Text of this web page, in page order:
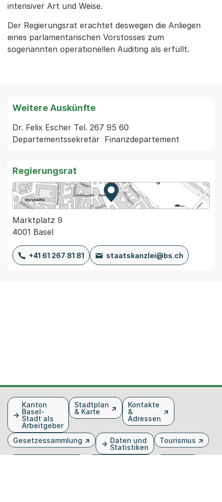
intensiver Art und Weise.
Der Regierungsrat erachtet deswegen die Anliegen
eines parlamentarischen Vorstosses zum
sogenannten operationellen Auditing als erfüllt.
Weitere Auskünfte
Dr. Felix Escher Tel. 267 95 60
Regierungsrat
Zur Karte von MapBS.
Externer Link, wird in einem
Marktplatz 9
4001 Basel
+41 61 267 81 81 staatskanzlei@bs.ch
FusszeileKanton
Basel-
Stadt als
Arbeitgeber
Stadtplan
& Karte
Kontakte
&
Adressen
Gesetzessammlung
Daten und
Statistiken
Tourismus